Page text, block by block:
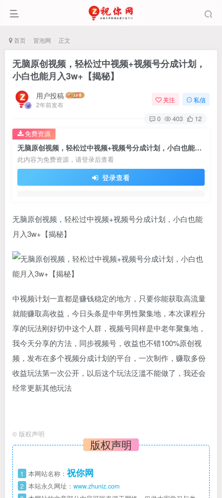
首页 冒泡网 正文
无脑原创视频，轻松过中视频+视频号分成计划，
小白也能月入3w+【揭秘】
用户投稿
2年前发布
关注 私信
0 403 12
无脑原创视频，轻松过中视频+视频号分成计划，小白也能月入3w+【揭秘】
此内容为免费资源，请登录后查看
登录查看
免费资源
无脑原创视频，轻松过中视频+视频号分成计划，小白也能
月入3w+【揭秘】
中视频计划一直都是赚钱稳定的地方，只要你能获取高流量
就能赚取高收益，今日头条是中年男性聚集地，本次课程分
享的玩法刚好切中这个人群，视频号同样是中老年聚集地，
我今天分享的方法，同步视频号，收益也不错100%原创视
频，发布在多个视频分成计划的平台，一次制作，赚取多份
收益玩法第一次公开，以后这个玩法泛滥不能做了，我还会
经常更新其他玩法
© 版权声明
版权声明
1 本网站名称： 祝你网
2 本站永久网址： www.zhuniz.com